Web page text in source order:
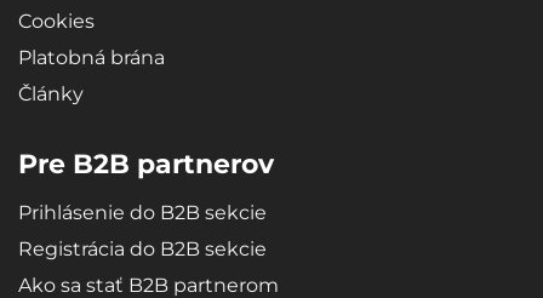
Cookies
Platobná brána
Články
Pre B2B partnerov
Prihlásenie do B2B sekcie
Registrácia do B2B sekcie
Ako sa stať B2B partnerom